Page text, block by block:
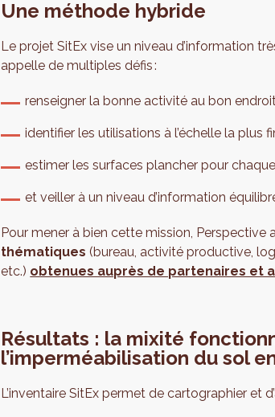
Une méthode hybride
Le projet SitEx vise un niveau d’information
appelle de multiples défis :
renseigner la bonne activité au bon endroit
identifier les utilisations à l’échelle la plus
estimer les surfaces plancher pour
et veiller à un niveau d’information
Pour mener à bien cette mission,
thématiques (bureau, activité productive,
etc.) obtenues auprès de partenaires et
Résultats : la mixité
l’imperméabilisation du sol
L’inventaire SitEx permet de cartographier et